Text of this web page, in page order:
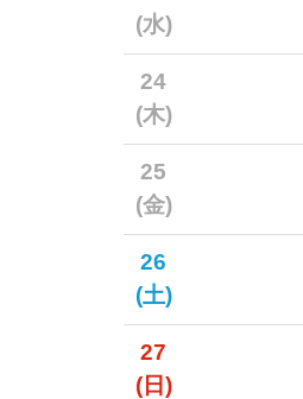
(水)
24
(木)
25
(金)
26
(土)
27
(日)